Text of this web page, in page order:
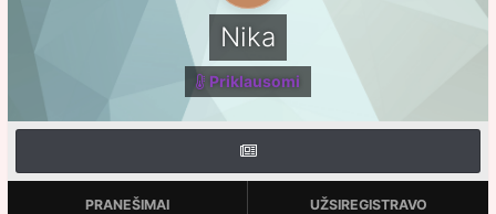
Nika
Priklausomi
PRANEŠIMAI UŽSIREGISTRAVO